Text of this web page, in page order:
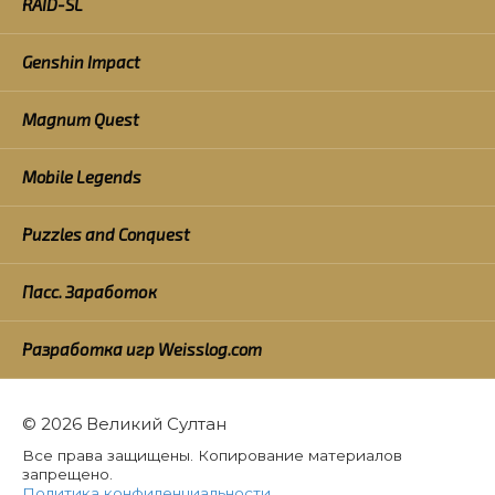
RAID-SL
Genshin Impact
Magnum Quest
Mobile Legends
Puzzles and Conquest
Пасс. Заработок
Разработка игр Weisslog.com
© 2026 Великий Султан
Все права защищены. Копирование материалов
запрещено.